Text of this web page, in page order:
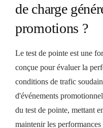
de charge
promotions ?
Le test de pointe est une
conçue pour évaluer la
conditions de trafic
d'événements
du test de pointe, mettant
maintenir les